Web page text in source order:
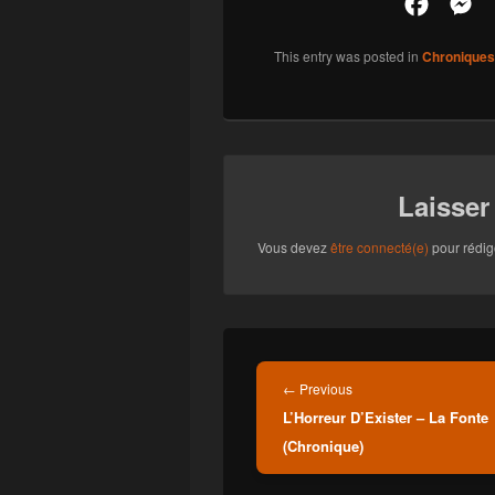
c
b
k
s
e
e
r
This entry was posted in Chroniques
Vous devezêtre connecté(e) pour
de
l'article
← PreviousPrevious
post:
L’Horreur D’Exister – La Fonte
(Chronique)